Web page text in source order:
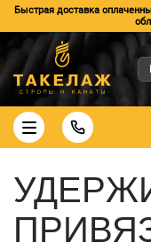
Быстрая доставка